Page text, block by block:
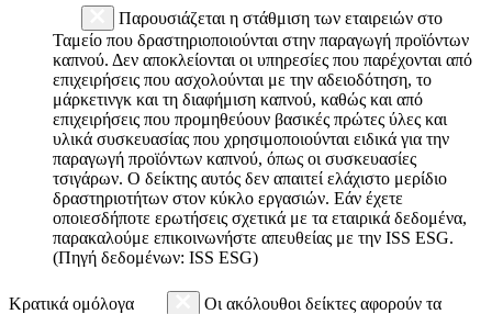
Παρουσιάζεται η στάθμιση των εταιρειών στο
Ταμείο που δραστηριοποιούνται στην παραγωγή προϊόντων
καπνού. Δεν αποκλείονται οι υπηρεσίες που παρέχονται από
επιχειρήσεις που ασχολούνται με την αδειοδότηση, το
μάρκετινγκ και τη διαφήμιση καπνού, καθώς και από
επιχειρήσεις που προμηθεύουν βασικές πρώτες ύλες και
υλικά συσκευασίας που χρησιμοποιούνται ειδικά για την
παραγωγή προϊόντων καπνού, όπως οι συσκευασίες
τσιγάρων. Ο δείκτης αυτός δεν απαιτεί ελάχιστο μερίδιο
δραστηριοτήτων στον κύκλο εργασιών. Εάν έχετε
οποιεσδήποτε ερωτήσεις σχετικά με τα εταιρικά δεδομένα,
παρακαλούμε επικοινωνήστε απευθείας με την ISS ESG.
(Πηγή δεδομένων: ISS ESG)
Κρατικά ομόλογα
Οι ακόλουθοι δείκτες αφορούν τα